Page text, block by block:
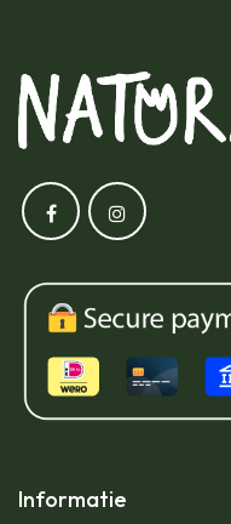
Informatie